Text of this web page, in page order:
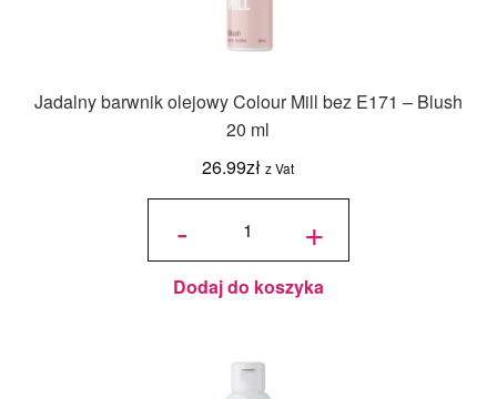
Jadalny barwnik olejowy Colour Mill bez E171 – Blush
20 ml
26.99zł z Vat
-
ilość
olejowy
Colour
Mill bez
E171 -
Blush
+
Dodaj do koszyka